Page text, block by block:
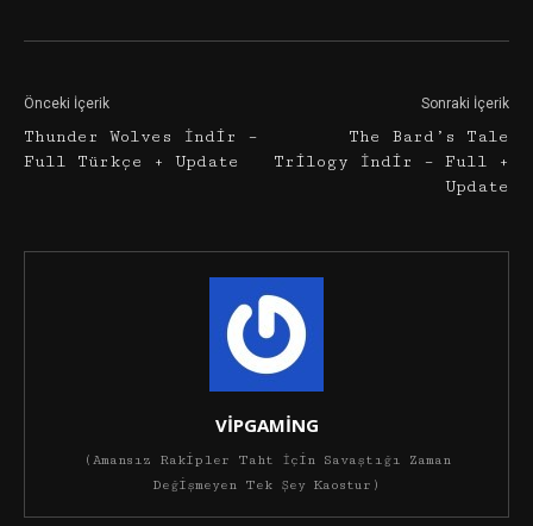
Önceki İçerik
Thunder Wolves İndir –
Full Türkçe + Update
Sonraki İçerik
The Bard’s Tale
Trilogy İndir – Full +
Update
VİPGAMİNG
(Amansız Rakipler Taht İçin Savaştığı Zaman
Değişmeyen Tek Şey Kaostur)